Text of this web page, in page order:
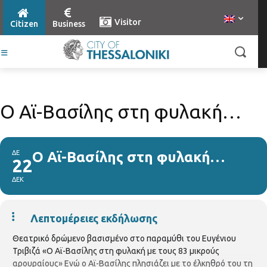
Citizen Business Visitor
Ο Αϊ-Βασίλης στη φυλακή…
ΔΕ
22
ΔΕΚ
Ο Αϊ-Βασίλης στη φυλακή…
Λεπτομέρειες εκδήλωσης
Θεατρικό δρώμενο βασισμένο στο παραμύθι του Ευγένιου
Τριβιζά «Ο Αϊ-Βασίλης στη φυλακή με τους 83 μικρούς
αρουραίους» Ενώ ο Αϊ-Βασίλης πλησιάζει µε το έλκηθρό του τη